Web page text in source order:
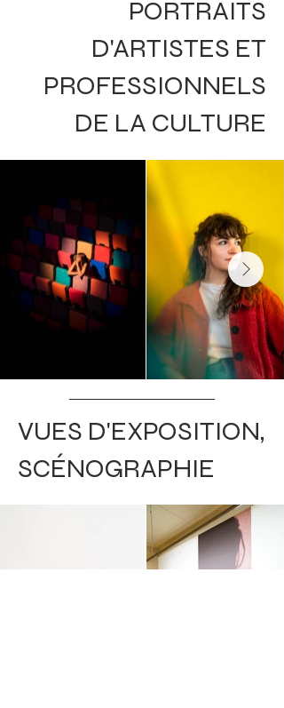
PORTRAITS
D'ARTISTES ET
PROFESSIONNELS
DE LA CULTURE
VUES D'EXPOSITION,
SCÉNOGRAPHIE